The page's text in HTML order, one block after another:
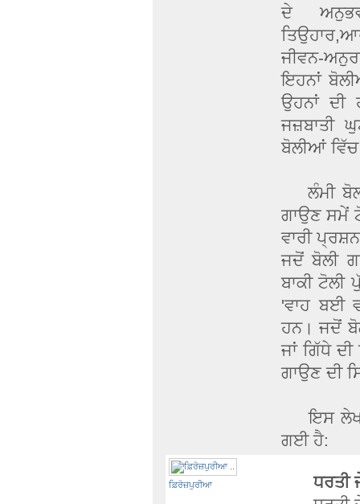
ਦੇ ਅਨੁਭਵ
ਜੀਵਨ-
ਇਹਨਾਂ
ਉਹਨਾਂ ਦੀ
ਜਜ਼ਬਾਤੀ
ਬੋਲੀਆਂ
ਲੰਮੀ
ਗਾਉਣ ਸਮੇਂ
ਵਾਰੀ
ਜਦੋਂ ਬੋਲੀ
ਬਾਕੀ
'ਵਾਹ ਬਈ
ਹਨ। ਜਦੋਂ
ਜਾਂ ਗਿੱਧੇ
ਗਾਉਣ ਦੀ
ਇਸ ਲੇਖ
ਗਈ ਹੈ:
ਫ਼ਿਰੋਜ਼ਪੁਰੀਆ
ਧਰਤੀ